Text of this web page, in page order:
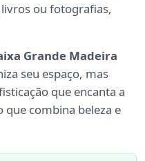
ou fotografias,
Grande Madeira
seu espaço, mas
que encanta a
combina beleza e